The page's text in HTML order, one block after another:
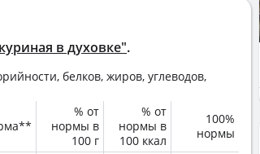
в духовке".
белков, жиров, углеводов,
% от
нормы в
100 г
% от
нормы в
100 ккал
100%
нормы